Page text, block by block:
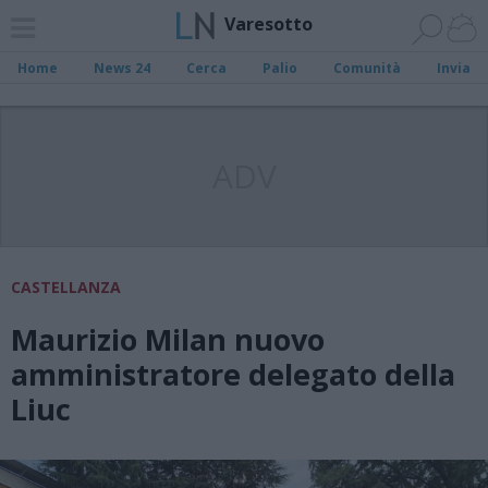
Varesotto
Home News 24 Cerca Palio Comunità Invia
CASTELLANZA
Maurizio Milan nuovo
amministratore delegato della
Liuc